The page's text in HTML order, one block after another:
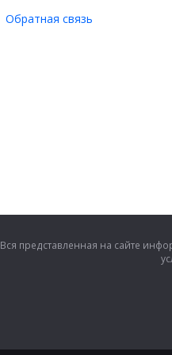
Обратная связь
Вся представленная на сайте